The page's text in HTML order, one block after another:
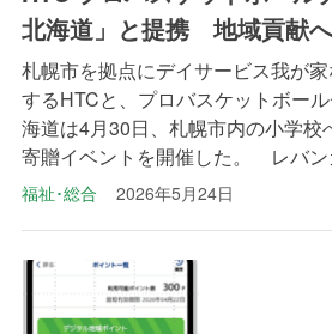
北海道」と提携 地域貢献へ
札幌市を拠点にデイサービス我が
するHTCと、プロバスケットボー
海道は4月30日、札幌市内の小学校
寄贈イベントを開催した。 レバン
福祉･総合 2026年5月24日